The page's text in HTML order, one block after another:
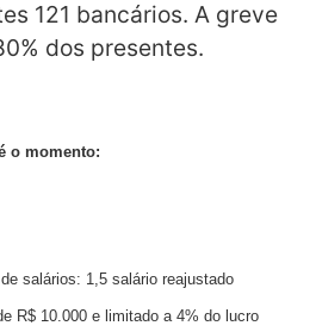
121 bancários. A greve
dos presentes.
o momento:
salários: 1,5 salário reajustado
R$ 10.000 e limitado a 4% do lucro